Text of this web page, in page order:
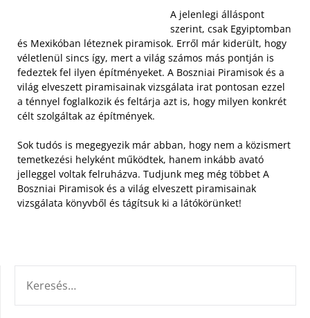
A jelenlegi álláspont
szerint, csak Egyiptomban
és Mexikóban léteznek piramisok. Erről már kiderült, hogy
véletlenül sincs így, mert a világ számos más pontján is
fedeztek fel ilyen építményeket. A Boszniai Piramisok és a
világ elveszett piramisainak vizsgálata irat pontosan ezzel
a ténnyel foglalkozik és feltárja azt is, hogy milyen konkrét
célt szolgáltak az építmények.
Sok tudós is megegyezik már abban, hogy nem a közismert
temetkezési helyként működtek, hanem inkább avató
jelleggel voltak felruházva. Tudjunk meg még többet A
Boszniai Piramisok és a világ elveszett piramisainak
vizsgálata könyvből és tágítsuk ki a látókörünket!